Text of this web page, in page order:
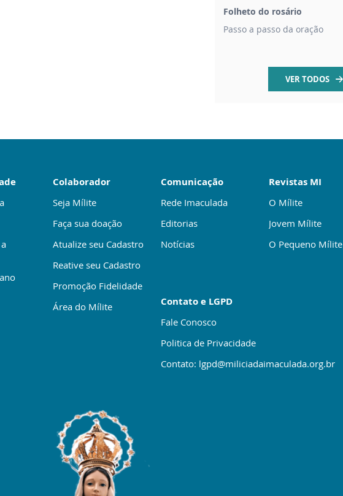
Folheto do rosário
Passo a passo da oração
VER TODOS
Colaborador
Seja Mílite
Faça sua doação
Atualize seu Cadastro
Reative seu Cadastro
Promoção Fidelidade
Área do Mílite
Comunicação
Rede Imaculada
Editorias
Notícias
Revistas MI
O Mílite
Jovem Mílite
O Pequeno Mílite
Contato e LGPD
Fale Conosco
Politica de Privacidade
Contato: lgpd@miliciadaimaculada.org.br